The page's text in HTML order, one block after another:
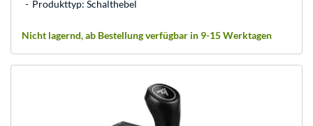
Produkttyp: Schalthebel
Nicht lagernd, ab Bestellung verfügbar in 9-15 Werktagen